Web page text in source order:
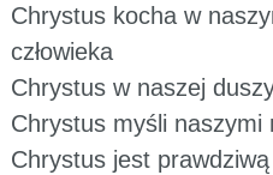
Chrystus kocha w
człowieka
Chrystus w naszej
Chrystus myśli naszymi
Chrystus jest